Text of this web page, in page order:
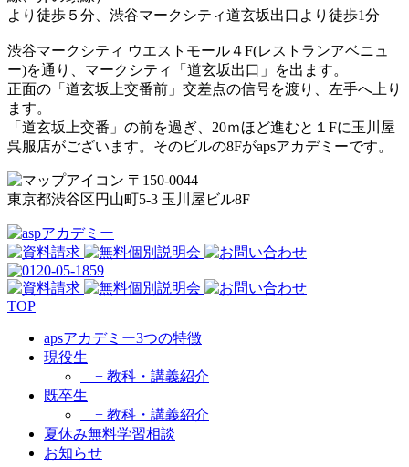
より徒歩５分、渋谷マークシティ道玄坂出口より徒歩1分
渋谷マークシティ ウエストモール４F(レストランアベニュ
ー)を通り、マークシティ「道玄坂出口」を出ます。
正面の「道玄坂上交番前」交差点の信号を渡り、左手へ上り
ます。
「道玄坂上交番」の前を過ぎ、20ｍほど進むと１Fに玉川屋
呉服店がございます。そのビルの8Fがapsアカデミーです。
〒150-0044
東京都渋谷区円山町5-3 玉川屋ビル8F
TOP
apsアカデミー3つの特徴
現役生
− 教科・講義紹介
既卒生
− 教科・講義紹介
夏休み無料学習相談
お知らせ